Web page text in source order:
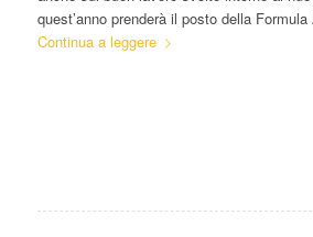
quest’anno prenderà il posto della
Continua a leggere